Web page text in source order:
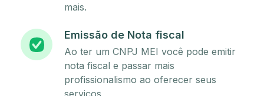
mais.
Emissão de Nota fiscal
Ao ter um CNPJ MEI você pode emitir
nota fiscal e passar mais
profissionalismo ao oferecer seus